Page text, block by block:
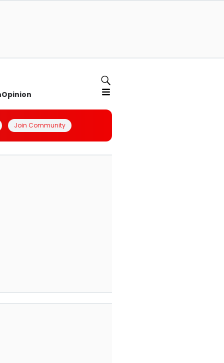
Opinion
Join Community